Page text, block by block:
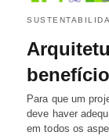
Para que um
deve haver
em todos os